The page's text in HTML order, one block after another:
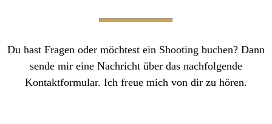
Du hast Fragen oder möchtest ein Shooting buchen? Dann
sende mir eine Nachricht über das nachfolgende
Kontaktformular. Ich freue mich von dir zu hören.